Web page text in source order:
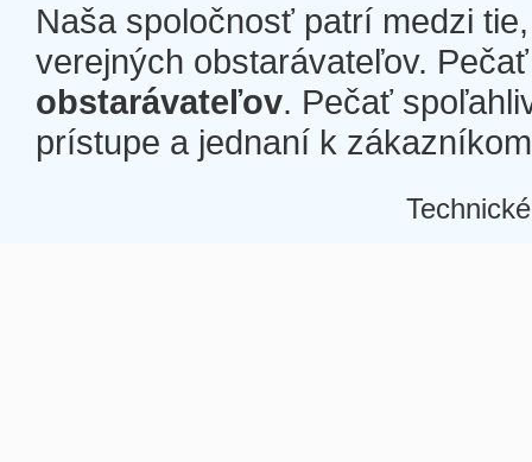
Naša spoločnosť patrí medzi
verejných obstarávateľov.
obstarávateľov. Pečať
prístupe a jednaní k